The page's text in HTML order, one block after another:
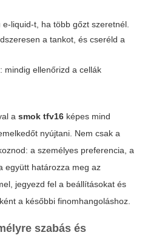
liquid-t, ha több gőzt szeretnél.
a tankot, és cseréld a
mindig ellenőrizd a cellák
a smok tfv16 képes mind
nyújtani. Nem csak a
a személyes preferencia, a
együtt határozza meg az
jegyezd fel a beállításokat és
a későbbi finomhangoláshoz.
szabás és